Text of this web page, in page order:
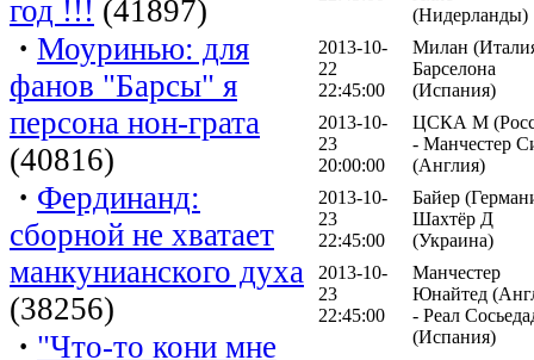
год !!! (41897)
· Моуринью: для
фанов "Барсы" я
персона нон-грата
(40816)
· Фердинанд:
сборной не хватает
манкунианского духа
(38256)
· "Что-то кони мне
(Нидерланды)
2013-10-
22
22:45:00
Милан
Барселона
(Испания)
2013-10-
23
20:00:00
ЦСКА М
- Манчестер
(Англия)
2013-10-
23
22:45:00
Байер
Шахтёр Д
(Украина)
2013-10-
23
22:45:00
Манчестер
Юнайтед
- Реал
(Испания)